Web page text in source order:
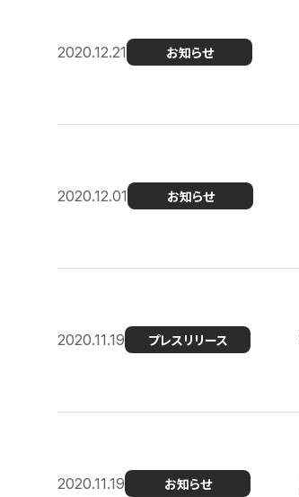
2020.12.21 お知らせ
2020.12.01 お知らせ
2020.11.19 プレスリリース
2020.11.19 お知らせ